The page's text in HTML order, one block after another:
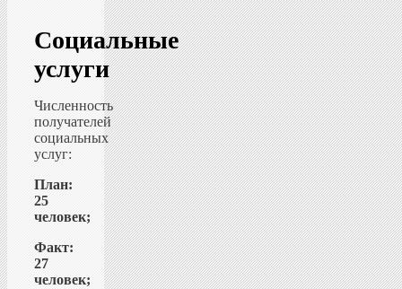
Социальные
услуги
Численность
получателей
социальных
услуг:
План:
25
человек;
Факт:
27
человек;